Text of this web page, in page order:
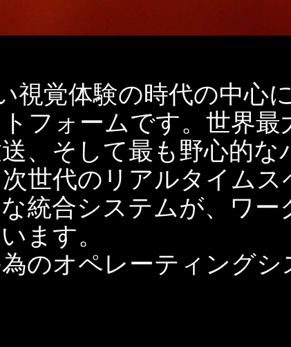
視覚体験の時代の中心
フォームです。世界
、そして最も野心的
世代のリアルタイム
統合システムが、ワー
ます。
のオペレーティング